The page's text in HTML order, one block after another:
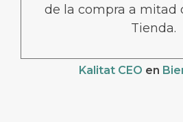
de la compra a mitad
Tienda.
Kalitat CEO en